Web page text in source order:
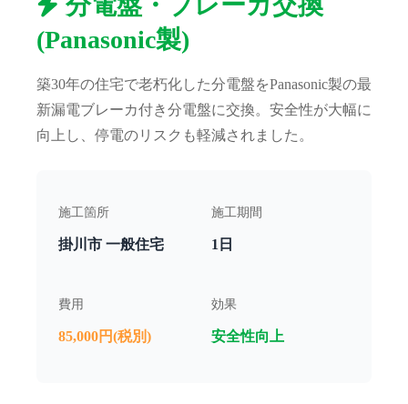
(Panasonic製)
築30年の住宅で老朽化した分電盤をPanasonic製の最
新漏電ブレーカ付き分電盤に交換。安全性が大幅に
向上し、停電のリスクも軽減されました。
施工箇所
掛川市 一般住宅
施工期間
1日
費用
85,000円(税別)
効果
安全性向上